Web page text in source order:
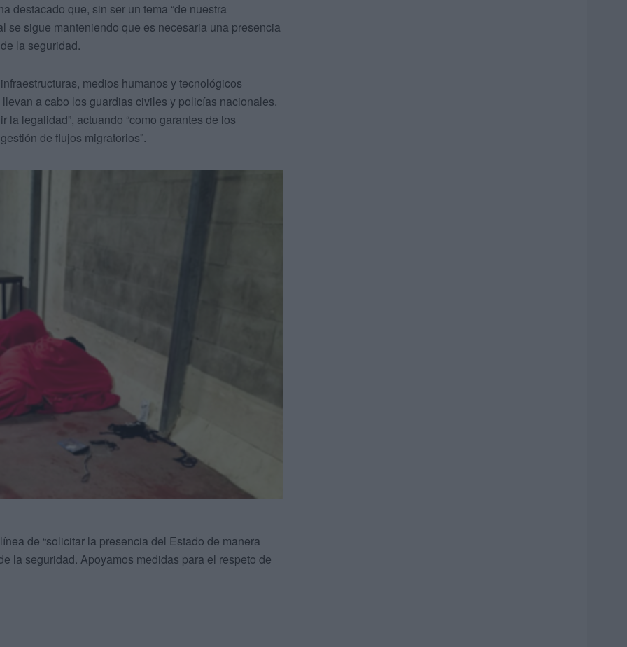
destacado que, sin ser un tema “de nuestra
se sigue manteniendo que es necesaria una presencia
la seguridad.
medios humanos y tecnológicos
a cabo los guardias civiles y policías nacionales.
la legalidad”, actuando “como garantes de los
de flujos migratorios”.
de “solicitar la presencia del Estado de manera
la seguridad. Apoyamos medidas para el respeto de